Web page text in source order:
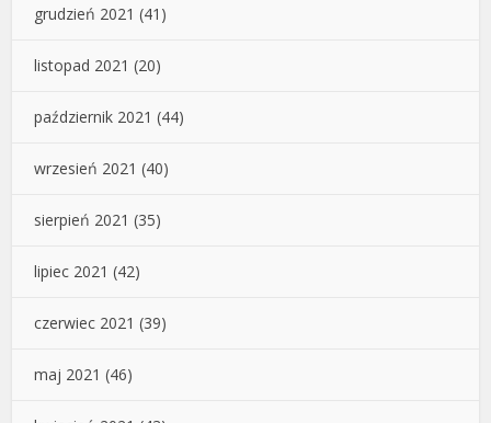
grudzień 2021 (41)
listopad 2021 (20)
październik 2021 (44)
wrzesień 2021 (40)
sierpień 2021 (35)
lipiec 2021 (42)
czerwiec 2021 (39)
maj 2021 (46)